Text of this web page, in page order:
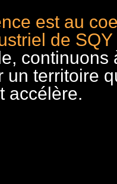
est au
de SQY
continuons
un territoire
accélère.